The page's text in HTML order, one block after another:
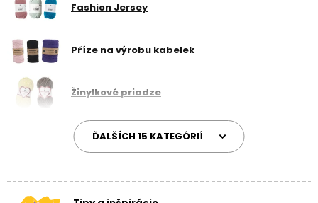
Fashion Jersey
Příze na výrobu kabelek
Žinylkové priadze
ĎALŠÍCH 15 KATEGÓRIÍ